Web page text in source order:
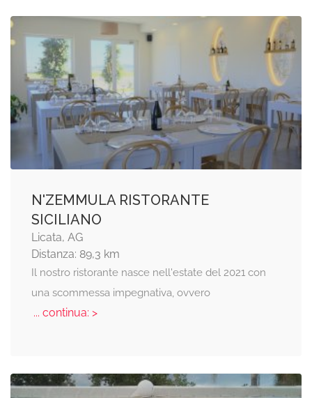
N'ZEMMULA RISTORANTE
SICILIANO
Licata, AG
Distanza: 89,3 km
Il nostro ristorante nasce nell'estate del 2021 con
una scommessa impegnativa, ovvero
... continua: >